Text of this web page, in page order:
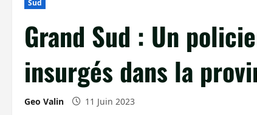
Sud
Grand Sud : Un
insurgés dans la
Geo Valin 11 Juin 2023